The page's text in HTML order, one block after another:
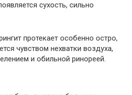
сухость, сильно
протекает особенно остро,
чувством нехватки воздуха,
и обильной ринореей.